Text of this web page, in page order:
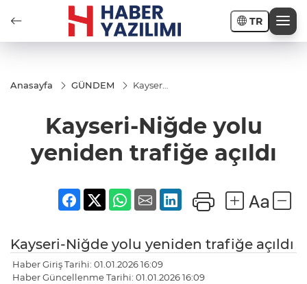
TR
Anasayfa GÜNDEM
Kayseri-
yeniden
trafiğe
Kayseri-Niğde yolu
yeniden trafiğe açıldı
Kayseri-Niğde yolu yeniden trafiğe açıldı
Haber Giriş Tarihi: 01.01.2026 16:09
Haber Güncellenme Tarihi: 01.01.2026 16:09